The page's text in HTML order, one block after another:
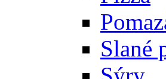
Slané